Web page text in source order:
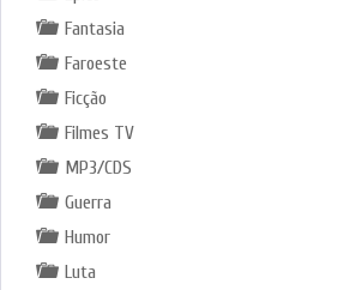
Fantasia
Faroeste
Ficção
Filmes TV
MP3/CDS
Guerra
Humor
Luta